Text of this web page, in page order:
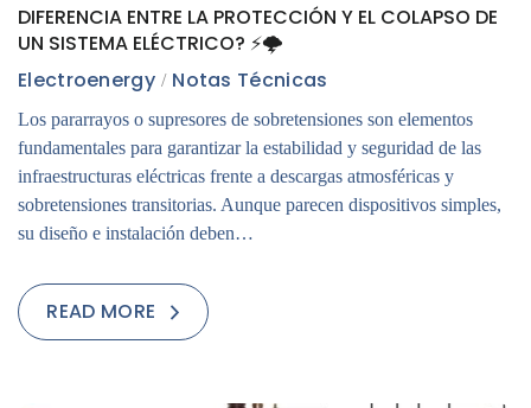
DIFERENCIA ENTRE LA PROTECCIÓN Y EL COLAPSO DE
UN SISTEMA ELÉCTRICO? ⚡🌩
Electroenergy
Notas Técnicas
Los pararrayos o supresores de sobretensiones son elementos
fundamentales para garantizar la estabilidad y seguridad de las
infraestructuras eléctricas frente a descargas atmosféricas y
sobretensiones transitorias. Aunque parecen dispositivos simples,
su diseño e instalación deben…
READ MORE